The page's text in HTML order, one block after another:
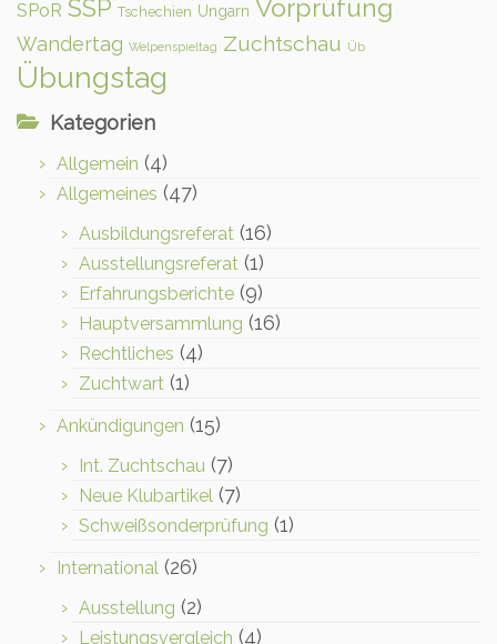
SPoR SSP Tschechien Ungarn Vorprüfung
Wandertag Welpenspieltag Zuchtschau Üb
Übungstag
Kategorien
Allgemein (4)
Allgemeines (47)
Ausbildungsreferat (16)
Ausstellungsreferat (1)
Erfahrungsberichte (9)
Hauptversammlung (16)
Rechtliches (4)
Zuchtwart (1)
Ankündigungen (15)
Int. Zuchtschau (7)
Neue Klubartikel (7)
Schweißsonderprüfung (1)
International (26)
Ausstellung (2)
Leistungsvergleich (4)